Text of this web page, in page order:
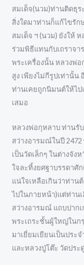
สมเด็จ(นวม)ท่านติดธุร
สิ่งใดมาท่านก็แก้ไขรัก
สมเด็จ ฯ (นวม) ยังให้
ร่วมพิธีแทนกับเถราจา
พระเครื่องนั้น หลวงพ่
สูง เพียงไม่กีรูปเท่านั้
ท่านเคยถูกนิมนต์ให้ไป
เสมอ
หลวงพ่อกุหลาบ ท่านรั
สว่างอารมณ์ในปี
เป็นวัดเล็กๆ ในต่างจั
ใจละทิ้งยศฐาบรรดาศั
แน่ใจเหลือเกินว่าท่าน
ไปในภายหน้า)แต่ท่าน
สว่างอารมณ์ แถบปาก
พระเถระชั้นผู้ใหญ่ในก
มาเยี่ยมเยียนเป็นประ
และหลวงปู่โต๊ะ วัดปร